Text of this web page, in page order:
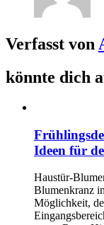
Verfasst von
könnte dich
Ideen für
Haustür-
Blumenkranz
Möglichkeit,